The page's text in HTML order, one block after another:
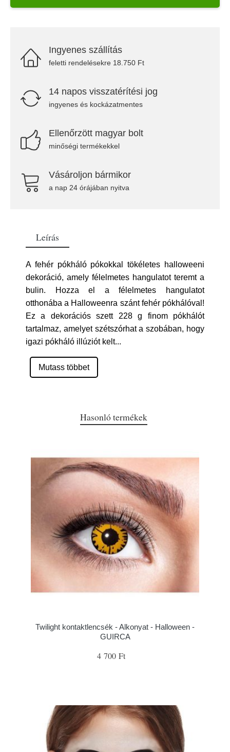
Ingyenes szállítás
feletti rendelésekre 18.750 Ft
14 napos visszatérítési jog
ingyenes és kockázatmentes
Ellenőrzött magyar bolt
minőségi termékekkel
Vásároljon bármikor
a nap 24 órájában nyitva
Leírás
A fehér pókháló pókokkal tökéletes halloweeni
dekoráció, amely félelmetes hangulatot teremt a
bulin. Hozza el a félelmetes hangulatot
otthonába a Halloweenra szánt fehér pókhálóval!
Ez a dekorációs szett 228 g finom pókhálót
tartalmaz, amelyet szétszórhat a szobában, hogy
igazi pókháló illúziót kelt...
Mutass többet
Hasonló termékek
Twilight kontaktlencsék - Alkonyat - Halloween -
GUIRCA
4 700 Ft